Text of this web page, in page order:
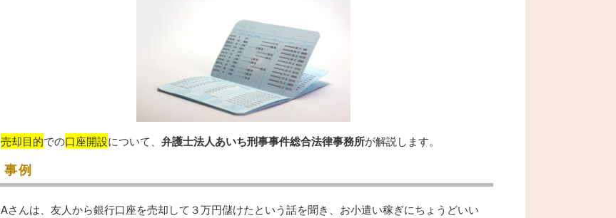
売却目的での口座開設について、 弁護士法人あいち刑事事件総合法律事務所が解説します。
事例
Aさんは、友人から銀行口座を売却して３万円儲けたという話を聞き、お小遣い稼ぎにちょうどいい